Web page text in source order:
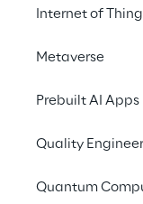
Internet of
Metaverse
Prebuilt AI Apps
Quality
Quantum
Suite